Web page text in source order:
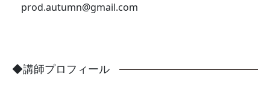
prod.autumn@gmail.com
◆講師プロフィール